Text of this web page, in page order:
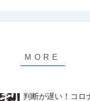
判断が遅い！コロ